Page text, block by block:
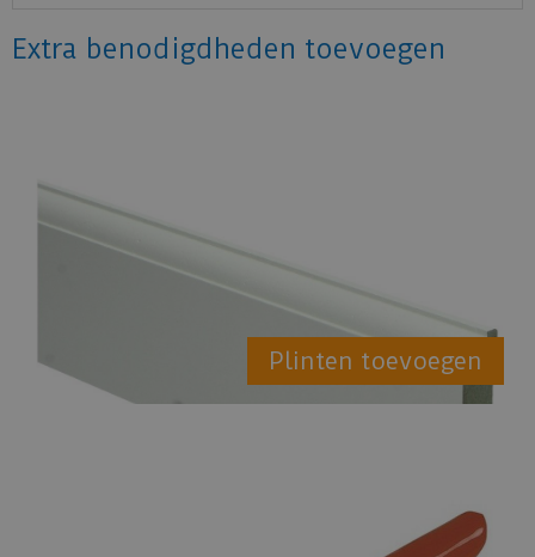
Extra benodigdheden toevoegen
Plinten toevoegen